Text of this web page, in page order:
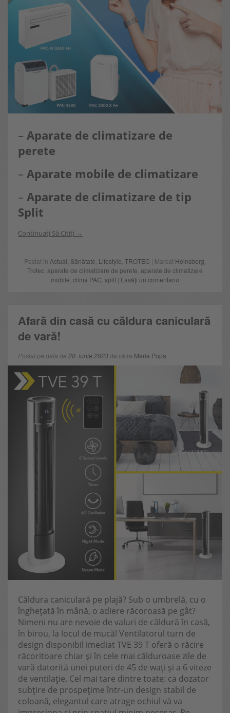
– Aparate de climatizare de
perete
– Aparate mobile de climatizare
– Aparate de climatizare de tip
Split
Continuați Să Citiți
Postat în Actual Sănătate Lifestyle TROTEC | Marcat Heinsberg
Trotec aparate de climatizare de perete aparate de climatizare
mobile clima PAC split | Lasăți un comentariu
Afară din casă cu căldura caniculară
de vară!
Postat pe data de 20. iunie 2023de către Maria Popa
Căldura caniculară pe plajă? Sub o umbrelă, cu o
înghețată în mână, o adiere răcoroasă pe gât?
Nimeni nu are nevoie de valuri de căldură în casă,
în birou, la locul de mucă! Ventilatorul turn de
design disponibil imediat TVE 39 T oferă o răcire
răcoritoare chiar și în cele mai călduroase zile de
vară datorită unei puteri de 45 de wați și a 6 viteze
de ventilație. Cel mai tare dintre toate: ca dozator
subțire de prospețime într-un design stabil de
coloană, elegantul care atrage ochiul vă va